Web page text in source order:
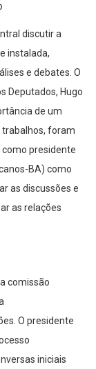
discutir a
instalada,
e debates. O
Deputados, Hugo
de um
trabalhos, foram
presidente
BA) como
as discussões e
as relações
comissão
O presidente
iniciais